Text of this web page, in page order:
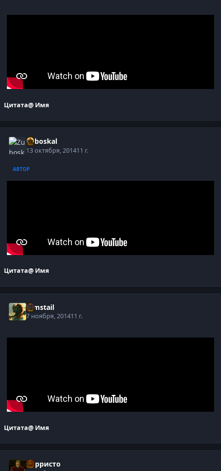
Цитата@ Имя
Zuboskal
13 октября, 201411 г.
АВТОР
Цитата@ Имя
Gimstail
7 ноября, 201411 г.
Цитата@ Имя
Корристо